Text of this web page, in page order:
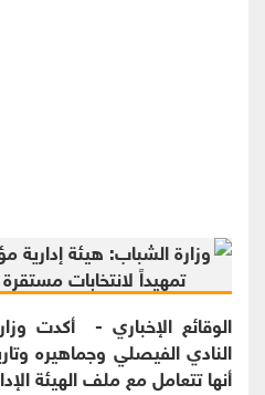
الوقائع الإخباري - أكدت
النادي الفيصلي وجماهيره
أنها تتعامل مع ملف الهيئة